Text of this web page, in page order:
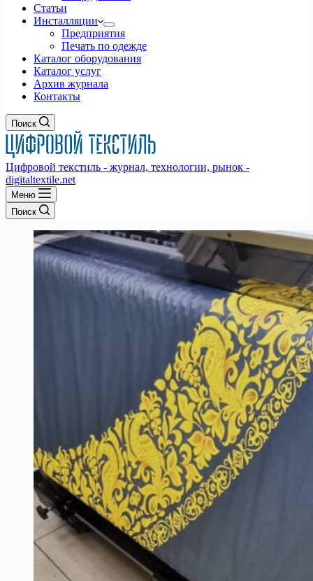
Статьи
Инсталляции
Предприятия
Печать по одежде
Каталог оборудования
Каталог услуг
Архив журнала
Контакты
Поиск
Цифровой текстиль - журнал, технологии, рынок -
digitaltextile.net
Меню
Поиск